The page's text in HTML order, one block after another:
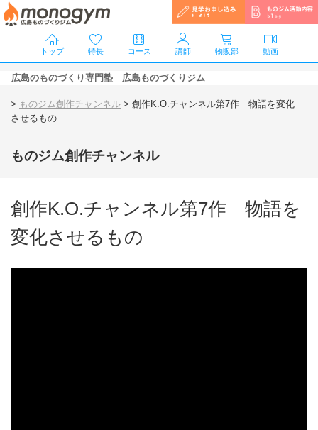
広島のものづくり専門塾 広島ものづくりジム
トップ 特長 コース 講師 物販部 動画
> ものジム創作チャンネル > 創作K.O.チャンネル第7作 物語を変化
させるもの
ものジム創作チャンネル
創作K.O.チャンネル第7作 物語を
変化させるもの